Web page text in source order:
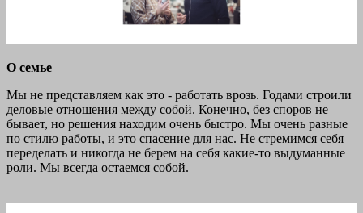
О семье
Мы не представляем как это - работать врозь. Годами строили
деловые отношения между собой. Конечно, без споров не
бывает, но решения находим очень быстро. Мы очень разные
по стилю работы, и это спасение для нас. Не стремимся себя
переделать и никогда не берем на себя какие-то выдуманные
роли. Мы всегда остаемся собой.